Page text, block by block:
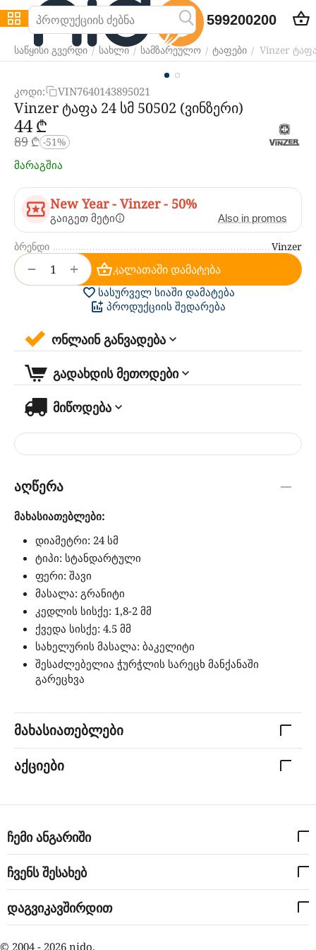
599200200
საწყისი გვერდი / სახლი / სამზარეულო / ტაფები / Vinzer
კოდი: VIN7640143895021
Vinzer ტაფა 24 სმ 50502 (ვინზერი)
‍44‍₾
‍89‍ ₾ -51%
მარაგშია
New Year - Vinzer - 50%
გაიგეთ მეტი Also in promos
ბრენდი Vinzer
+
− კალათაში დამატება
სასურველ სიაში დამატება
პროდუქციის შედარება
ონლაინ განვადება
გადახდის მეთოდები
მიწოდება
აღწერა
მახასიათებლები:
დიამეტრი: 24 სმ
ტიპი: სტანდარტული
ფერი: შავი
მასალა: გრანიტი
კედლის სისქე: 1,8-2 მმ
ქვედა სისქე: 4.5 მმ
სახელურის მასალა: ბაკელიტი
შესაძლებელია ჭურჭლის სარეცხ მანქანაში
გარეცხვა
მახასიათებლები
აქციები
ჩემი ანგარიში
ჩვენს შესახებ
დაგვიკავშირდით
© 2004 - 2026 nido.